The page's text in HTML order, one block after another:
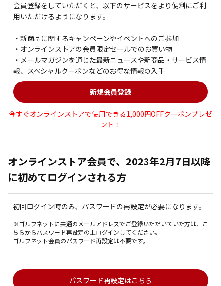
会員登録をしていただくと、以下のサービスをより便利にご利
用いただけるようになります。
・新商品に関するキャンペーンやイベントへのご参加
・オンラインストアの会員限定セールでのお買い物
・メールマガジンを通じた最新ニュースや新商品・サービス情
報、スペシャルクーポンなどのお得な情報の入手
今すぐオンラインストアで使用できる1,000円OFFクーポンプレゼ
ント！
オンラインストア会員で、2023年2月7日以降
に初めてログインされる方
初回ログイン時のみ、パスワードの再設定が必要になります。
※ゴルフネットに共通のメールアドレスでご登録いただいていた方は、こ
ちらからパスワード再設定の上ログインしてください。
ゴルフネット会員のパスワード再設定は不要です。
パスワード再設定はこちら